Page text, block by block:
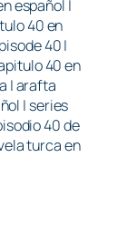
español |
40 en
40 |
40 en
| arafta
| series
40 de
turca en